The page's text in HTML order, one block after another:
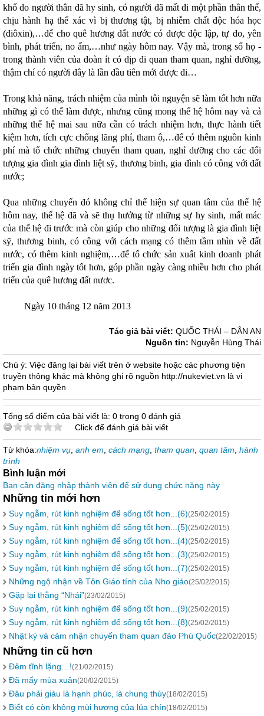
khổ do người thân đã hy sinh, có người đã mất đi một phần thân thể,
chịu hành hạ thể xác vì bị thương tật, bị nhiễm chất độc hóa học
(điôxin),…để cho quê hương đất nước có được độc lập, tự do, yên
bình, phát triển, no ấm,…như ngày hôm nay. Vậy mà, trong số họ -
trong thành viên của đoàn ít có dịp đi quan tham quan, nghỉ dưỡng,
thậm chí có người đây là lần đầu tiên mới được đi…
Trong khả năng, trách nhiệm của mình tôi nguyện sẽ làm tốt hơn nữa
những gì có thể làm được, nhưng cũng mong thế hệ hôm nay và cả
những thế hệ mai sau nữa cần có trách nhiệm hơn, thực hành tiết
kiệm hơn, tích cực chống lãng phí, tham ô,…để có thêm nguồn kinh
phí mà tổ chức những chuyến tham quan, nghỉ dưỡng cho các đối
tượng gia đình gia đình liệt sỹ, thương binh, gia đình có công với đất
nước;
Qua những chuyến đó không chỉ thể hiện sự quan tâm của thế hệ
hôm nay, thế hệ đã và sẽ thụ hưởng từ những sự hy sinh, mất mác
của thế hệ đi trước mà còn giúp cho những đối tượng là gia đình liệt
sỹ, thương binh, có công với cách mạng có thêm tầm nhìn về đất
nước, có thêm kinh nghiệm,…để tổ chức sản xuất kinh doanh phát
triển gia đình ngày tốt hơn, góp phần ngày càng nhiều hơn cho phát
triển của quê hương đất nươc.
Ngày 10 tháng 12 năm 2013
Tác giả bài viết: QUỐC THÁI – DÂN AN
Nguồn tin: Nguyễn Hùng Thái
Chú ý: Việc đăng lại bài viết trên ở website hoặc các phương tiện
truyền thông khác mà không ghi rõ nguồn http://nukeviet.vn là vi
phạm bản quyền
Tổng số điểm của bài viết là: 0 trong 0 đánh giá
Click để đánh giá bài viết
Từ khóa:nhiệm vụ anh em cách mạng tham quan quan tâm hành
trình
Bình luận mới
Bạn cần đăng nhập thành viên để sử dụng chức năng này
Những tin mới hơn
Suy ngẫm, rút kinh nghiệm để sống tốt hơn...(6)(25/02/2015)
Suy ngẫm, rút kinh nghiệm để sống tốt hơn...(5)(25/02/2015)
Suy ngẫm, rút kinh nghiệm để sống tốt hơn...(4)(25/02/2015)
Suy ngẫm, rút kinh nghiệm để sống tốt hơn...(3)(25/02/2015)
Suy ngẫm, rút kinh nghiệm để sống tốt hơn...(7)(25/02/2015)
Những ngộ nhận về Tôn Giáo tính của Nho giáo(25/02/2015)
Gặp lại thằng “Nhái”(23/02/2015)
Suy ngẫm, rút kinh nghiệm để sống tốt hơn...(9)(25/02/2015)
Suy ngẫm, rút kinh nghiệm để sống tốt hơn...(8)(25/02/2015)
Nhật ký và cảm nhận chuyến tham quan đảo Phú Quốc(22/02/2015)
Những tin cũ hơn
Đêm tĩnh lặng…!(21/02/2015)
Đã mấy mùa xuân(20/02/2015)
Đâu phải giàu là hạnh phúc, là chung thủy(18/02/2015)
Biết có còn không mùi hương của lúa chín(18/02/2015)